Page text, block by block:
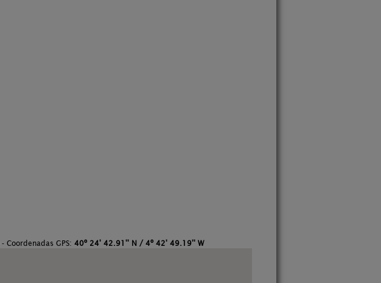
- Coordenadas GPS: 40º 24' 42.91'' N / 4º 42' 49.19'' W